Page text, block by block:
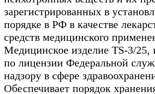
зарегистрированных в
порядке в РФ в качестве
средств медицинского
Медицинское изделие TS-3/25,
по лицензии Федеральной
надзору в сфере
Обеспечивает порядок